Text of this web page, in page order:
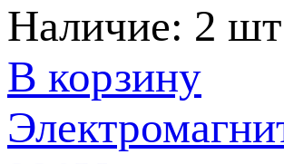
Наличие: 2 шт
В корзину